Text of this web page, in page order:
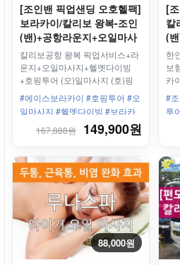
[조인밴 픽업샌딩 오호헬팩]
보라카이/칼리보 왕복-조인
(밴)+공항라운지+오일마사
지+호핑투어+씨워킹(헬멧
다이빙)
칼리보공항 왕복 픽업서비스+라
운지+오일마사지+헬멧다이빙
+호핑투어 (오)일마사지 (호)핑
(헬)멧다이빙 오호헬팩이면 보라
카이 투어 끝!!
#에이스보라카이 #호핑투어 #오
일마사지 #헬멧다이빙 #보라카
이 #단독밴 #픽업샌딩 #왕복 #칼
리보공항 #보라카이리조트 #한
167,888원 149,900원
[
칼
(
권
한
보
카
#
투
88,000원